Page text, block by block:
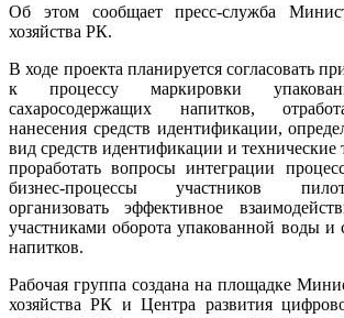
Об этом сообщает пресс-служба
хозяйства РК.
В ходе проекта планируется согласовать
к процессу маркировки
сахаросодержащих напитков,
нанесения средств идентификации,
вид средств идентификации и технические
проработать вопросы интеграции
бизнес-процессы участников
организовать эффективное
участниками оборота упакованной воды и
напитков.
Рабочая группа создана на площадке
хозяйства РК и Центра развития